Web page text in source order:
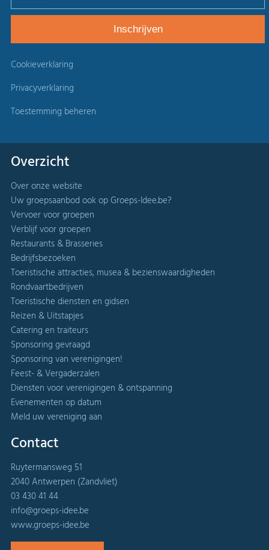
Cookieverklaring
Privacyverklaring
Toestemming beheren
Overzicht
Over onze website
Uw groepsaanbod ook op Groeps-Idee.be?
Vervoer voor groepen
Verblijf voor groepen
Restaurants & Brasseries
Bedrijfsbezoeken
Toeristische attracties, musea & bezienswaardigheden
Rondvaartbedrijven
Toeristische diensten en gidsen
Reizen & Uitstapjes
Catering en traiteurs
Sponsoring gevraagd
Sponsoring van verenigingen!
Feest- & Vergaderzalen
Diensten voor verenigingen & ontspanning
Evenementen op datum
Meld uw vereniging aan
Contact
Ruytermansweg 51
2040 Antwerpen (Zandvliet)
03 430 41 44
info@groeps-idee.be
www.groeps-idee.be